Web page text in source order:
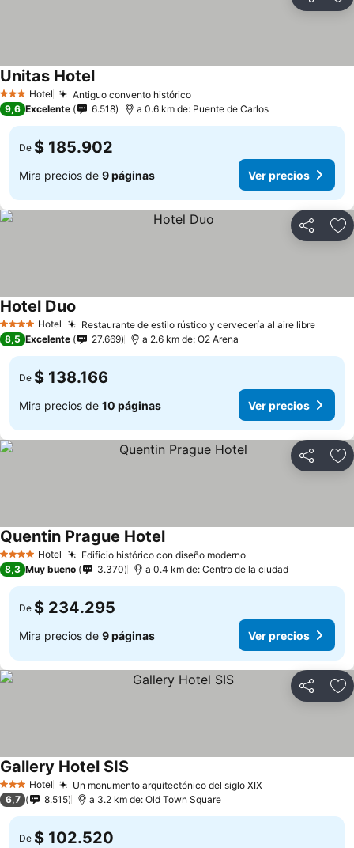
3 Estrellas
Hotel Antiguo convento históricoVer precios
Unitas HotelVer precios
9,6 Excelente 6.518 a 0.6 km de: Puente de Carlos
De $ 185.902
Mira precios de 9 páginas Ver precios
Compartir
4 EstrellasHotel Restaurante de estilo rústico y cervecería al aire libreVer
Hotel Duo
8,5 Excelente 27.669 a 2.6 km de: O2 Arena
De $ 138.166
Mira precios de 10 páginas Ver precios
Compartir
4 EstrellasHotel Edificio histórico con diseño modernoVer precios
Quentin Prague HotelVer precios
8,3 Muy bueno 3.370 a 0.4 km de: Centro de la ciudad
De $ 234.295
Mira precios de 9 páginas Ver precios
Compartir
3 Estrellas
Hotel Un monumento arquitectónico del siglo XIXVer precios
Gallery Hotel SIS
6,7 8.515 a 3.2 km de: Old Town Square
De $ 102.520